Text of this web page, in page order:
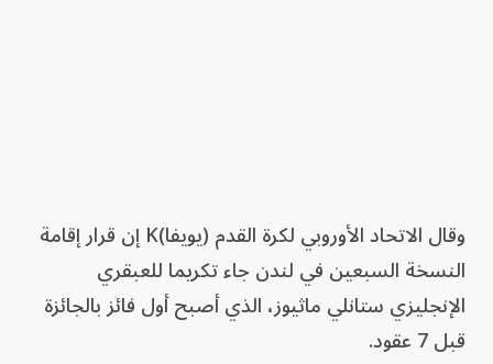
وقال الاتحاد الأوروبي لكرة القدم (يويفا)K إن قرار إقامة
النسخة السبعين في لندن جاء تكريما للعبقري
الإنجليزي ستانلي ماثيوز، الذي أصبح أول فائز بالجائزة
قبل 7 عقود.